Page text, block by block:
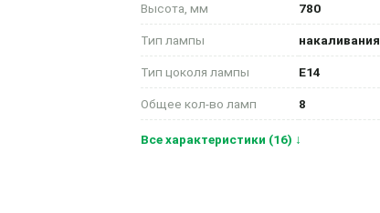
Высота, мм 780
Тип лампы накаливания
Тип цоколя лампы E14
Общее кол-во ламп 8
Все характеристики (16) ↓